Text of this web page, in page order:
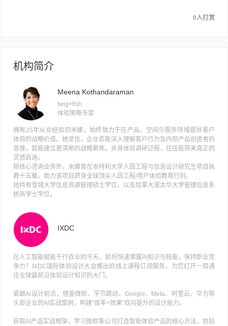
0人打赏
机构简介
Meena Kothandaraman
twig+fish
体验策略专家
拥有25年从业经验的米娜，始终致力于在产品、空间与服务领域倡导客户
体验的战略价值。她坚信，企业若能深入理解客户行为及内部产品创造者的
思维，就能建立更清晰的战略聚焦。亲身体验调研过程，往往能带来真正的
灵感启迪。
除核心咨询业务外，米娜曾在本特利大学人因工程与信息设计研究生项目执
教十五载，助力该项目跻身全球顶尖人因工程/用户体验教育行列。
她持有雪城大学信息资源管理硕士学位，以及加拿大渥太华大学管理信息系
统商学士学位。
IXDC
在人工智能赋能千行百业的今天，如何快速掌握AI知识与技能，保持职业竞
争力？IXDC国际体验设计大会推出的线上课程订阅服务，为您打开一扇通
往全球最前沿体验设计知识的大门。
紧跟AI设计前沿，借鉴微软、字节跳动、Google、Meta、阿里云、华为等
头部企业的AI实战案例，构建“效率+效果”双向提升的设计能力。
获取AI产品实战框架，学习微软等公司打造智能体验产品的核心方法，包括